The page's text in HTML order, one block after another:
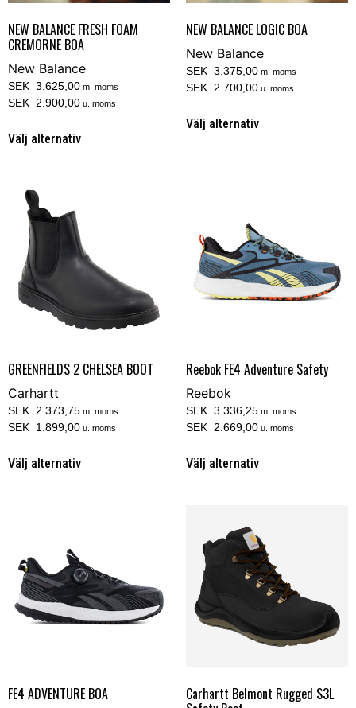
NEW BALANCE FRESH FOAM
CREMORNE BOA
New Balance
SEK 3.625,00 m. moms
SEK 2.900,00 u. moms
Välj alternativ
NEW BALANCE LOGIC BOA
New Balance
SEK 3.375,00 m. moms
SEK 2.700,00 u. moms
Välj alternativ
GREENFIELDS 2 CHELSEA BOOT
Carhartt
SEK 2.373,75 m. moms
SEK 1.899,00 u. moms
Välj alternativ
Reebok FE4 Adventure Safety
Reebok
SEK 3.336,25 m. moms
SEK 2.669,00 u. moms
Välj alternativ
FE4 ADVENTURE BOA Carhartt Belmont Rugged S3L